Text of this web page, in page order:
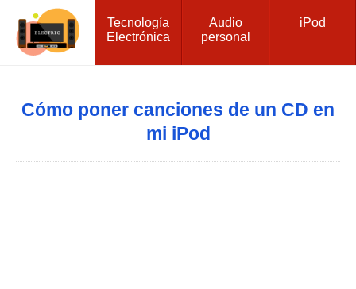
Tecnología
Electrónica
Audio
personal
iPod
Cómo poner canciones de un CD en
mi iPod